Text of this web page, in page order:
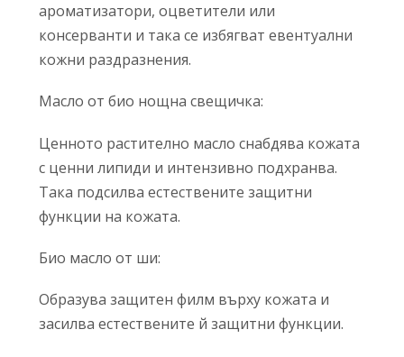
ароматизатори, оцветители или
консерванти и така се избягват евентуални
кожни раздразнения.
Масло от био нощна свещичка:
Ценното растително масло снабдява кожата
с ценни липиди и интензивно подхранва.
Така подсилва естествените защитни
функции на кожата.
Био масло от ши:
Образува защитен филм върху кожата и
засилва естествените й защитни функции.